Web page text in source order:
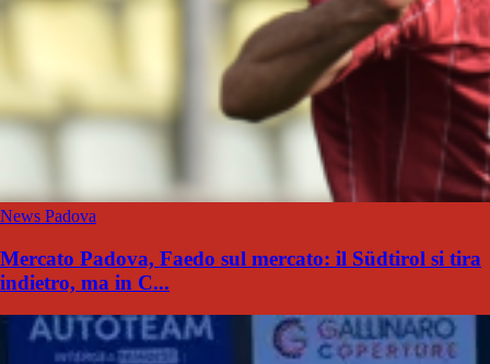
News Padova
Mercato Padova, Faedo sul mercato: il Südtirol si tira
indietro, ma in C...